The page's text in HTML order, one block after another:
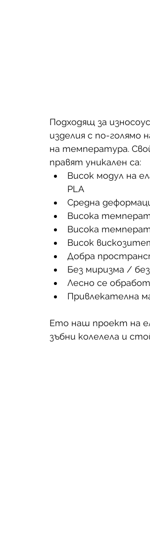
Подходящ за
изделия с по-голямо
на температура.
правят уникален са:
Висок модул на
PLA
Средна
Висока
Висока
Висок
Добра
Без миризма /
Лесно се
Привлекателна
Ето наш проект на
зъбни колелела и